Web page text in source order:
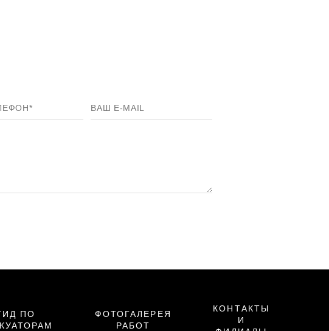
ПО
ФОТОГАЛЕРЕЯ
РАБОТ
КОНТАКТЫ
И